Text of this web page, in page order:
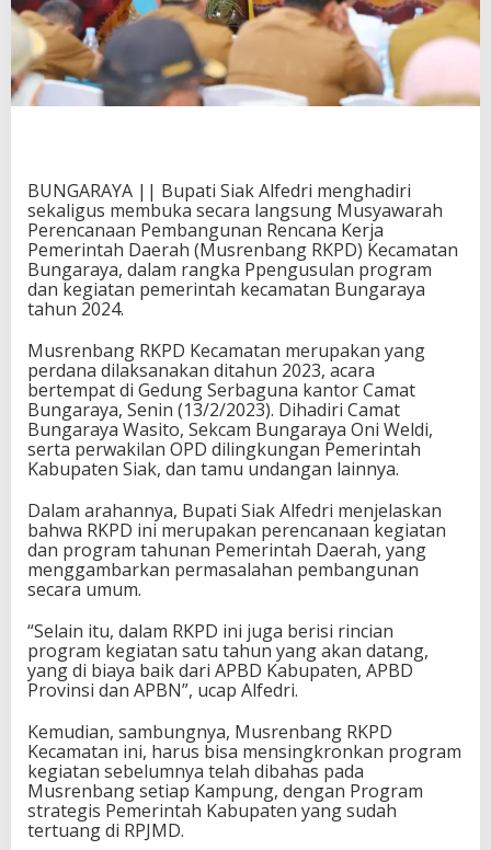
BUNGARAYA || Bupati Siak Alfedri menghadiri
sekaligus membuka secara langsung Musyawarah
Perencanaan Pembangunan Rencana Kerja
Pemerintah Daerah (Musrenbang RKPD) Kecamatan
Bungaraya, dalam rangka Ppengusulan program
dan kegiatan pemerintah kecamatan Bungaraya
tahun 2024.
Musrenbang RKPD Kecamatan merupakan yang
perdana dilaksanakan ditahun 2023, acara
bertempat di Gedung Serbaguna kantor Camat
Bungaraya, Senin (13/2/2023). Dihadiri Camat
Bungaraya Wasito, Sekcam Bungaraya Oni Weldi,
serta perwakilan OPD dilingkungan Pemerintah
Kabupaten Siak, dan tamu undangan lainnya.
Dalam arahannya, Bupati Siak Alfedri menjelaskan
bahwa RKPD ini merupakan perencanaan kegiatan
dan program tahunan Pemerintah Daerah, yang
menggambarkan permasalahan pembangunan
secara umum.
“Selain itu, dalam RKPD ini juga berisi rincian
program kegiatan satu tahun yang akan datang,
yang di biaya baik dari APBD Kabupaten, APBD
Provinsi dan APBN”, ucap Alfedri.
Kemudian, sambungnya, Musrenbang RKPD
Kecamatan ini, harus bisa mensingkronkan program
kegiatan sebelumnya telah dibahas pada
Musrenbang setiap Kampung, dengan Program
strategis Pemerintah Kabupaten yang sudah
tertuang di RPJMD.